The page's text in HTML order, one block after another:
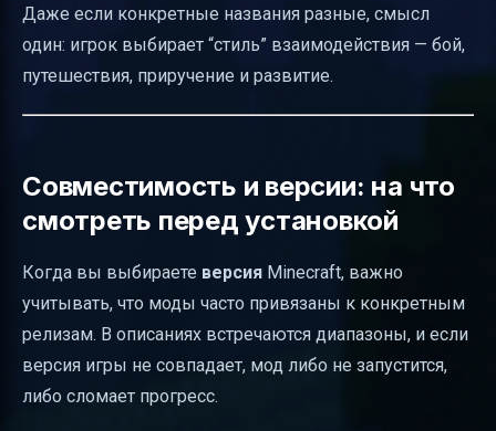
Даже если конкретные названия разные, смысл
один: игрок выбирает “стиль” взаимодействия — бой,
путешествия, приручение и развитие.
Совместимость и версии: на что
смотреть перед установкой
Когда вы выбираете версия Minecraft, важно
учитывать, что моды часто привязаны к конкретным
релизам. В описаниях встречаются диапазоны, и если
версия игры не совпадает, мод либо не запустится,
либо сломает прогресс.